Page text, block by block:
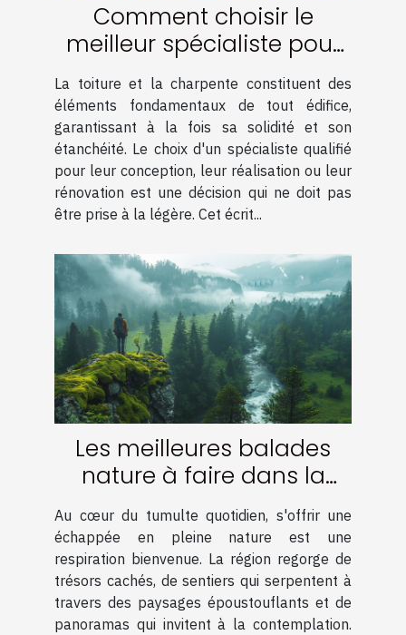
Comment choisir le
meilleur spécialiste pour
votre charpente et
couverture
La toiture et la charpente constituent des
éléments fondamentaux de tout édifice,
garantissant à la fois sa solidité et son
étanchéité. Le choix d'un spécialiste qualifié
pour leur conception, leur réalisation ou leur
rénovation est une décision qui ne doit pas
être prise à la légère. Cet écrit...
Les meilleures balades
nature à faire dans la
région
Au cœur du tumulte quotidien, s'offrir une
échappée en pleine nature est une
respiration bienvenue. La région regorge de
trésors cachés, de sentiers qui serpentent à
travers des paysages époustouflants et de
panoramas qui invitent à la contemplation.